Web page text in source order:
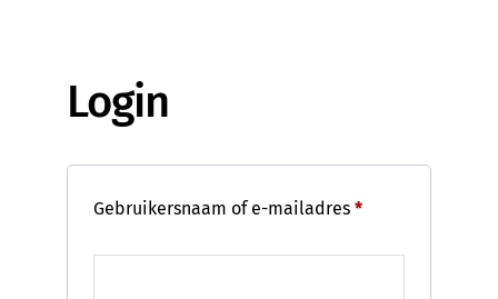
Login
Gebruikersnaam of e-mailadres *